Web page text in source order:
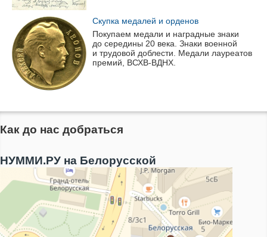
Скупка медалей и орденов
Покупаем медали и наградные знаки
до середины 20 века. Знаки военной
и трудовой доблести. Медали лауреатов
премий, ВСХВ-ВДНХ
Как до нас добраться
НУММИ.РУ на Белорусской